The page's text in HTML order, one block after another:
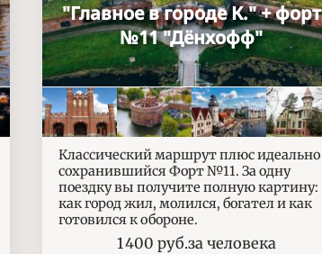
"Главное в городе К." + форт
№11 "Дёнхофф"
Классический маршрут плюс идеально
сохранившийся Форт №11. За одну
поездку вы получите полную картину:
как город жил, молился, богател и как
готовился к обороне.
Цены
1 400 руб.за человека